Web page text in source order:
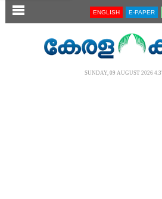
SECTIONS ENGLISH E-PAPER
SUNDAY, 09 AUGUST 2026